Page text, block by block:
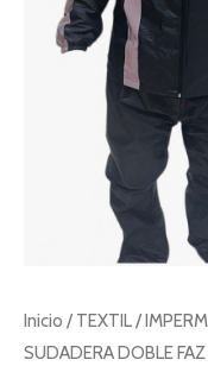
Inicio / TEXTIL/
SUDADERA DOBLE